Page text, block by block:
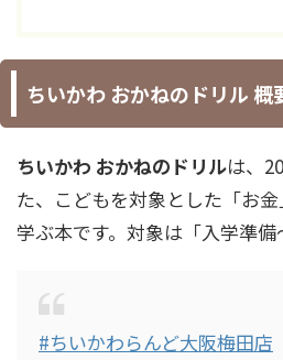
ちいかわ おかねのドリル 概
ちいかわ おかねのドリルは、
た、こどもを対象とした「お
学ぶ本です。対象は「入学準備
#ちいかわらんど大阪梅田店